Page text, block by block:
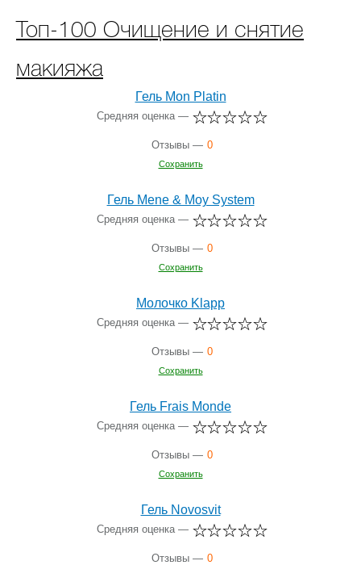
Топ-100 Очищение и снятие
макияжа
Гель Mon Platin
Средняя оценка —
Отзывы — 0
Сохранить
Гель Mene & Moy System
Средняя оценка —
Отзывы — 0
Сохранить
Молочко Klapp
Средняя оценка —
Отзывы — 0
Сохранить
Гель Frais Monde
Средняя оценка —
Отзывы — 0
Сохранить
Гель Novosvit
Средняя оценка —
Отзывы — 0